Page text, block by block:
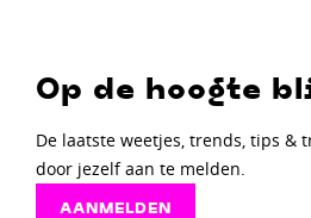
Op de hoogte
De laatste weetjes, trends, tips &
door jezelf aan te melden.
AANMELDEN